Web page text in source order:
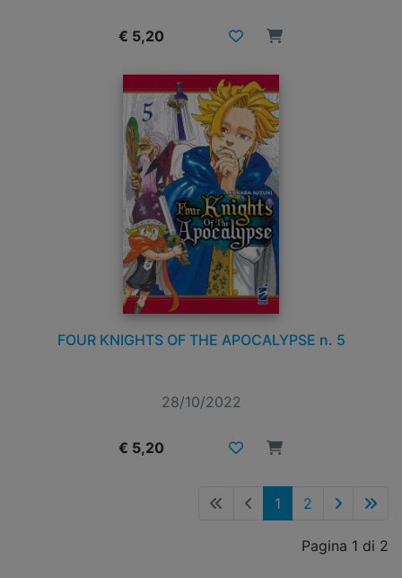
€ 5,20
FOUR KNIGHTS OF THE APOCALYPSE n. 5
28/10/2022
€ 5,20
1 2
Pagina 1 di 2